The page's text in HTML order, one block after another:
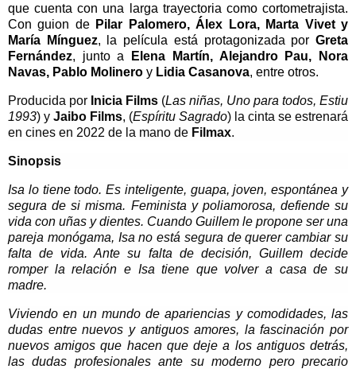
que cuenta con una larga trayectoria como cortometrajista.
Con guion de Pilar Palomero, Álex Lora, Marta Vivet y
María Mínguez, la película está protagonizada porGreta
Fernández, junto a
Elena Martín, Alejandro Pau, Nora
Navas, Pablo Molinero y Lidia Casanova, entre otros.
Producida por Inicia Films (Las niñas, Uno para todos, Estiu
1993) y Jaibo Films, (Espíritu Sagrado) la cinta se estrenará
en cines en 2022 de la mano de Filmax.
Sinopsis
Isa lo tiene todo. Es inteligente, guapa, joven, espontánea y
segura de si misma. Feminista y poliamorosa, defiende su
vida con uñas y dientes. Cuando Guillem le propone ser una
pareja monógama, Isa no está segura de querer cambiar su
falta de vida. Ante su falta de decisión, Guillem decide
romper la relación e Isa tiene que volver a casa de su
madre.
Viviendo en un mundo de apariencias y comodidades, las
dudas entre nuevos y antiguos amores, la fascinación por
nuevos amigos que hacen que deje a los antiguos detrás,
las dudas profesionales ante su moderno pero precario